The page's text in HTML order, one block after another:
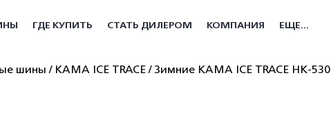
ГДЕ КУПИТЬ СТАТЬ ДИЛЕРОМ КОМПАНИЯ ЕЩЕ...
шины КАМА ICE TRACE Зимние КАМА ICE TRACE HK-530